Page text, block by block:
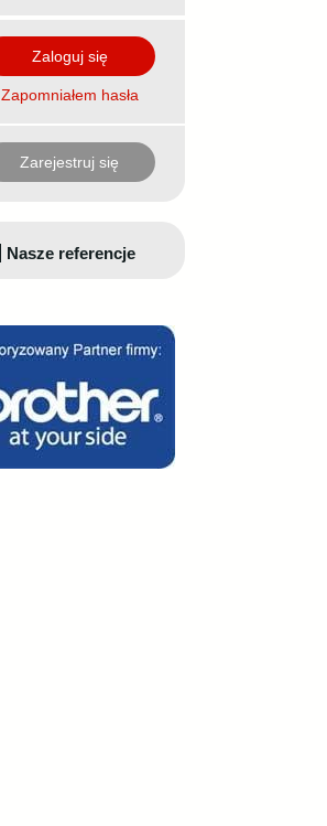
Zaloguj się
Zapomniałem hasła
Zarejestruj się
Nasze referencje